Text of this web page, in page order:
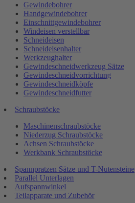
Gewindebohrer
Handgewindebohrer
Einschnittgewindebohrer
Windeisen verstellbar
Schneideisen
Schneideisenhalter
Werkzeughalter
Gewindeschneidwerkzeug Sätze
Gewindeschneidvorrichtung
Gewindeschneidköpfe
Gewindeschneidfutter
Schraubstöcke
Maschinenschraubstöcke
Niederzug Schraubstöcke
Achsen Schraubstöcke
Werkbank Schraubstöcke
Spannpratzen Sätze und T-Nutensteine
Parallel Unterlagen
Aufspannwinkel
Teilapparate und Zubehör